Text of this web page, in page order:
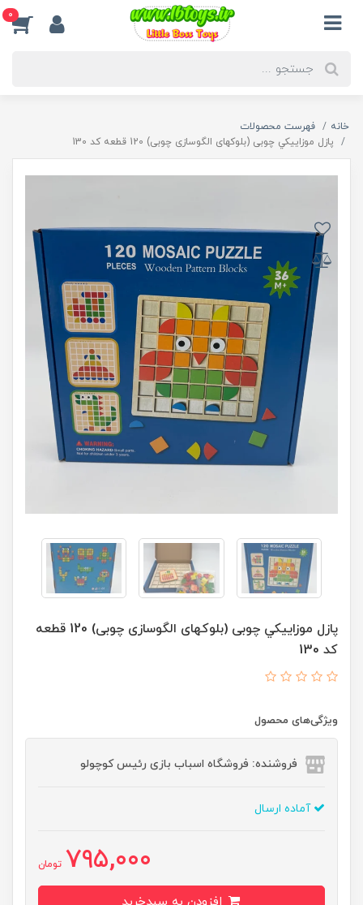
0
خانه
فهرست محصولات
پازل موزاییکي چوبی (بلوکهای الگوسازی چوبی) 120 قطعه کد 130
پازل موزاییکي چوبی (بلوکهای الگوسازی چوبی) 120 قطعه
کد 130
ویژگی‌های محصول
فروشنده: فروشگاه اسباب بازی رئیس کوچولو
آماده ارسال
795,000 تومان